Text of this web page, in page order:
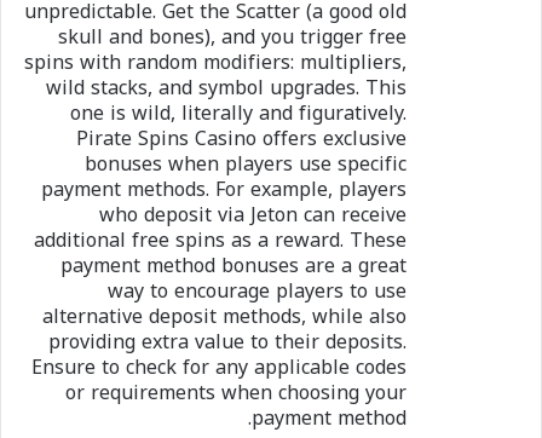
unpredictable. Get the Scatter (a good old
skull and bones), and you trigger free
spins with random modifiers: multipliers,
wild stacks, and symbol upgrades. This
one is wild, literally and figuratively.
Pirate Spins Casino offers exclusive
bonuses when players use specific
payment methods. For example, players
who deposit via Jeton can receive
additional free spins as a reward. These
payment method bonuses are a great
way to encourage players to use
alternative deposit methods, while also
providing extra value to their deposits.
Ensure to check for any applicable codes
or requirements when choosing your
payment method.